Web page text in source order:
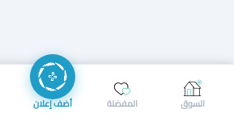
إرسال رسالة
أضف إعلان المفضلة السوق